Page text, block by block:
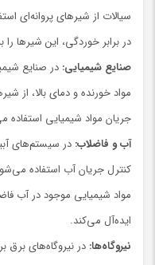
سیالات از شیرهای پروانه‌ای
در برابر خوردگی، این شیرها
صنایع شیمیایی: در صنایع
مواد خورنده و دمای بالا، از
جریان مواد شیمیایی استفاده
آب و فاضلاب: در سیستم‌های
کنترل جریان آب استفاده
مواد شیمیایی موجود در آب
ایده‌آل می‌کند.
نیروگاه‌ها: در نیروگاه‌های برق